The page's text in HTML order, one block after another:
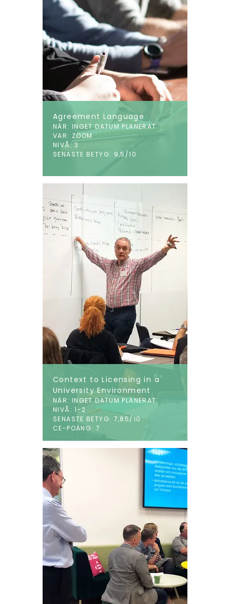
Agreement Language
NÄR: INGET DATUM PLANERAT
VAR: ZOOM
NIVÅ: 3
SENASTE BETYG: 9,5/10
Context to Licensing in a
University Environment
NÄR: INGET DATUM PLANERAT
NIVÅ: 1-2
SENASTE BETYG: 7,85/10
CE-POÄNG: 7